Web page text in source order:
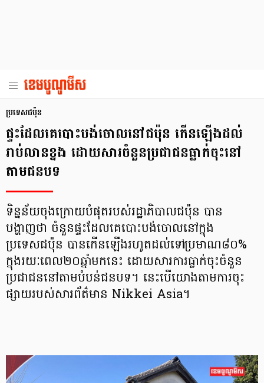
ប្រទេសជប៉ុន
ផ្ទះដែលគេបោះបង់ចោលនៅជប៉ុន កើនឡើងដល់
រាប់លានខ្នង ដោយសារចំនួនប្រជាជនធ្លាក់ចុះនៅ
តាមជនបទ
ទិន្នន័យចុងក្រោយបំផុតរបស់រដ្ឋាភិបាលជប៉ុន បាន
បង្ហាញថា ចំនួនផ្ទះដែលគេបោះបង់ចោលនៅក្នុង
ប្រទេសជប៉ុន បានកើនឡើងរហូតដល់ទៅប្រមាណ៨០%
ក្នុងរយៈពេល២០ឆ្នាំមកនេះ ដោយសារការធ្លាក់ចុះចំនួន
ប្រជាជននៅតាមបំបន់ជនបទ។ នេះបើយោងតាមការចុះ
ផ្សាយរបស់សារព័ត៌មាន Nikkei Asia។